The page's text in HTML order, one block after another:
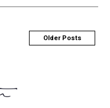
Older Posts